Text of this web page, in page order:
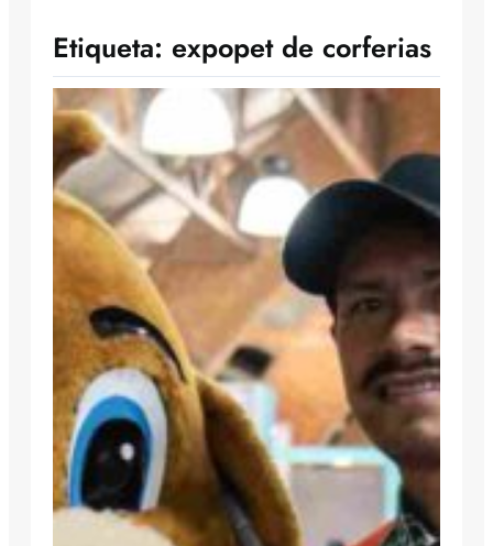
Etiqueta: expopet de corferias